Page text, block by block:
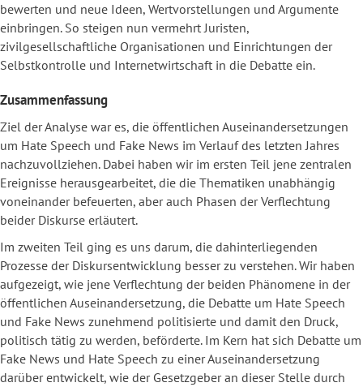
bewerten und neue Ideen, Wertvorstellungen und Argumente
einbringen. So steigen nun vermehrt Juristen,
zivilgesellschaftliche Organisationen und Einrichtungen der
Selbstkontrolle und Internetwirtschaft in die Debatte ein.
Zusammenfassung
Ziel der Analyse war es, die öffentlichen Auseinandersetzungen
um Hate Speech und Fake News im Verlauf des letzten Jahres
nachzuvollziehen. Dabei haben wir im ersten Teil jene zentralen
Ereignisse herausgearbeitet, die die Thematiken unabhängig
voneinander befeuerten, aber auch Phasen der Verflechtung
beider Diskurse erläutert.
Im zweiten Teil ging es uns darum, die dahinterliegenden
Prozesse der Diskursentwicklung besser zu verstehen. Wir haben
aufgezeigt, wie jene Verflechtung der beiden Phänomene in der
öffentlichen Auseinandersetzung, die Debatte um Hate Speech
und Fake News zunehmend politisierte und damit den Druck,
politisch tätig zu werden, beförderte. Im Kern hat sich Debatte um
Fake News und Hate Speech zu einer Auseinandersetzung
darüber entwickelt, wie der Gesetzgeber an dieser Stelle durch